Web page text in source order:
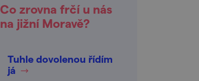
Co zrovna frčí u nás
na jižní Moravě?
Tuhle dovolenou řídím
já